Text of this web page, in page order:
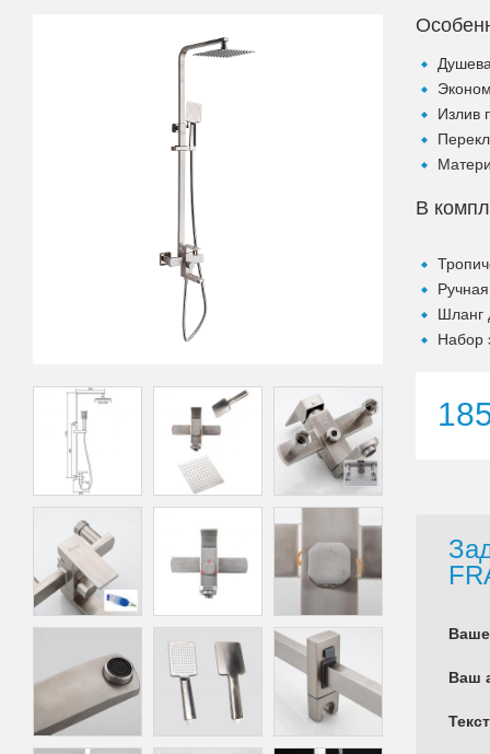
Излив
В
Шланг
Набор
Ваш